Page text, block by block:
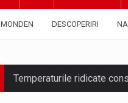
MONDEN DESCOPERIRI